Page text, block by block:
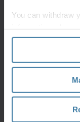
You can withdraw
section" of our
en la era de
de la
Información
(IG)
busca